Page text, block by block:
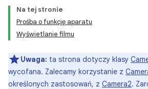
Na tej stronie
Prośba o funkcję aparatu
Wyświetlanie filmu
Uwaga: ta strona dotyczy klasy
wycofana. Zalecamy korzystanie z
określonych zastosowań, z Camera2.